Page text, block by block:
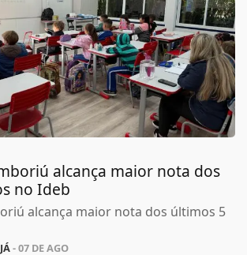
alcança maior nota dos
no Ideb
alcança maior nota dos últimos 5
- 07 DE AGO